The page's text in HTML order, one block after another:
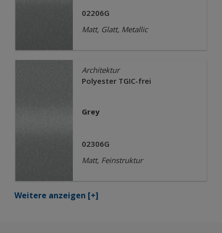
02206G
Matt, Glatt, Metallic
Architektur
Polyester TGIC-frei
Grey
02306G
Matt, Feinstruktur
Weitere anzeigen [+]